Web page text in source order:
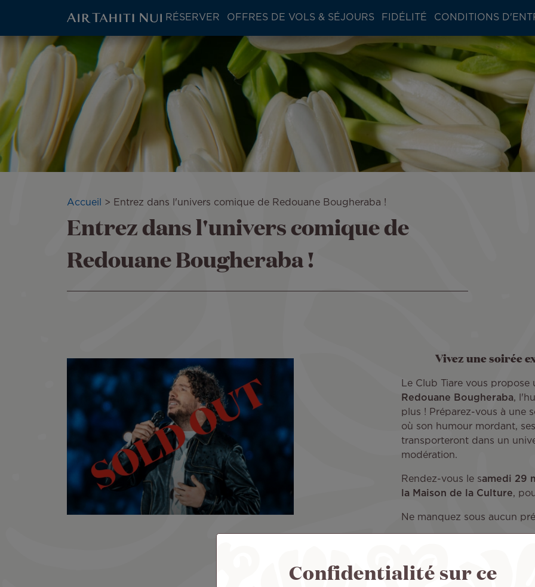
contenu
ATN:
Main
menu
block
RÉSERVER OFFRES DE VOLS & SÉJOURS FIDÉLITÉ CONDITIONS
Fil
Accueil Entrez dans l'univers comique de Redouane Bougheraba !
Entrez dans l'univers comique de
Redouane Bougheraba !
Vivez une soirée
Le Club Tiare vous
Redouane Bougheraba,
plus ! Préparez-vous à une
où son humour mordant,
transporteront dans un
modération.
Rendez-vous le samedi 29
la Maison de la Culture,
Ne manquez sous aucun
*catégorie 1
Confidentialité sur ce